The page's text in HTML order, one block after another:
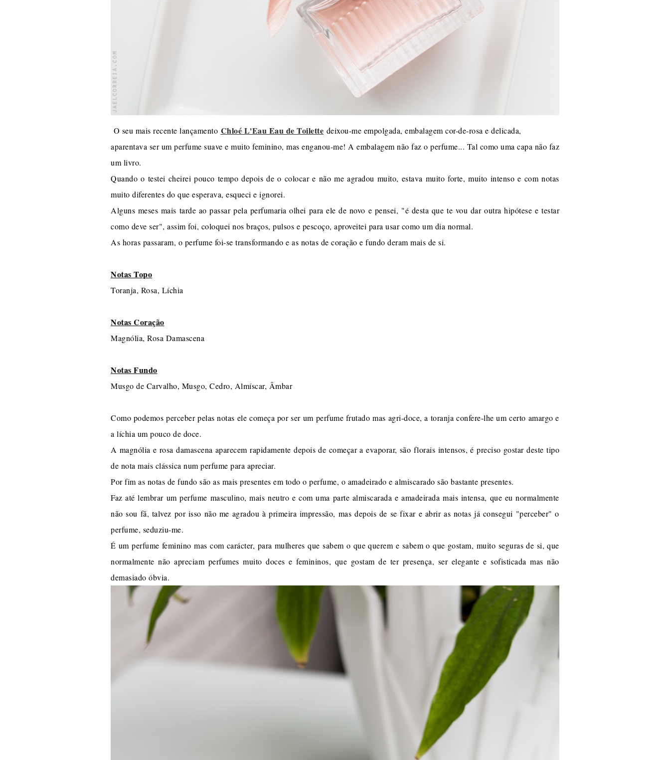
O seu mais recente lançamento Chloé L'Eau Eau de Toilette deixou-me empolgada, embalagem cor-de-rosa e delicada,
aparentava ser um perfume suave e muito feminino, mas enganou-me! A embalagem não faz o perfume... Tal como uma capa não faz
um livro.
Quando o testei cheirei pouco tempo depois de o colocar e não me agradou muito, estava muito forte, muito intenso e com notas
muito diferentes do que esperava, esqueci e ignorei.
Alguns meses mais tarde ao passar pela perfumaria olhei para ele de novo e pensei, "é desta que te vou dar outra hipótese e testar
como deve ser", assim foi, coloquei nos braços, pulsos e pescoço, aproveitei para usar como um dia normal.
As horas passaram, o perfume foi-se transformando e as notas de coração e fundo deram mais de si.
Notas Topo
Toranja, Rosa, Líchia
Notas Coração
Magnólia, Rosa Damascena
Notas Fundo
Musgo de Carvalho, Musgo, Cedro, Almíscar, Âmbar
Como podemos perceber pelas notas ele começa por ser um perfume frutado mas agri-doce, a toranja confere-lhe um certo amargo e
a líchia um pouco de doce.
A magnólia e rosa damascena aparecem rapidamente depois de começar a evaporar, são florais intensos, é preciso gostar deste tipo
de nota mais clássica num perfume para apreciar.
Por fim as notas de fundo são as mais presentes em todo o perfume, o amadeirado e almiscarado são bastante presentes.
Faz até lembrar um perfume masculino, mais neutro e com uma parte almiscarada e amadeirada mais intensa, que eu normalmente
não sou fã, talvez por isso não me agradou à primeira impressão, mas depois de se fixar e abrir as notas já consegui "perceber" o
perfume, seduziu-me.
É um perfume feminino mas com carácter, para mulheres que sabem o que querem e sabem o que gostam, muito seguras de si, que
normalmente não apreciam perfumes muito doces e femininos, que gostam de ter presença, ser elegante e sofisticada mas não
demasiado óbvia.